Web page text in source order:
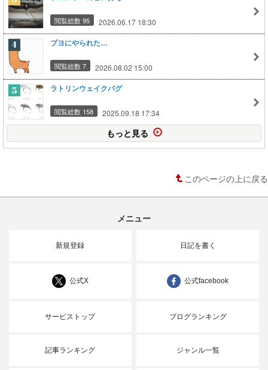
閲覧総数 95 2026.06.17 18:30
ブヨにやられた…
閲覧総数 7 2026.08.02 15:00
ラトリンウェイクバグ
閲覧総数 158 2025.09.18 17:34
もっと見る
このページの上に戻る
メニュー
新規登録 日記を書く
公式X 公式facebook
サービストップ ブログランキング
記事ランキング ジャンル一覧